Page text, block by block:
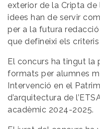
exterior de la Cripta de
idees han de servir
per a la futura
que defineixi els
El concurs ha tingut la
formats per alumnes
Intervenció en el
d’arquitectura de
acadèmic 2024-2025.